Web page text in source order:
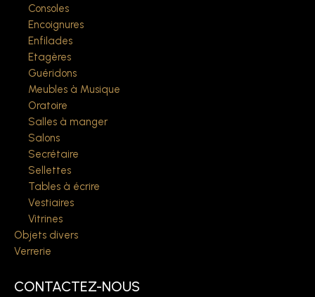
Consoles
Encoignures
Enfilades
Etagères
Guéridons
Meubles à Musique
Oratoire
Salles à manger
Salons
Secrétaire
Sellettes
Tables à écrire
Vestiaires
Vitrines
Objets divers
Verrerie
CONTACTEZ-NOUS